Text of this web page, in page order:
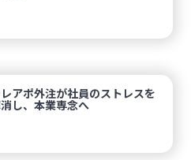
アポ外注が社員のストレスを
し、本業専念へ